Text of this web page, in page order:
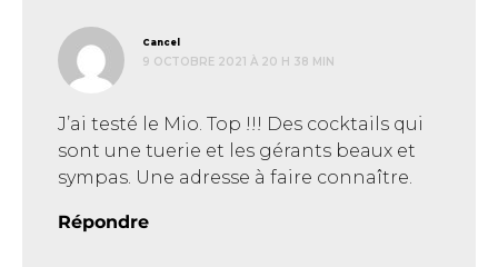
Cancel
9 OCTOBRE 2021 À 20 H 38 MIN
J’ai testé le Mio. Top !!! Des cocktails qui
sont une tuerie et les gérants beaux et
sympas. Une adresse à faire connaître.
Répondre